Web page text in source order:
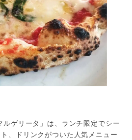
ゲリータ」は、ランチ限定でシー
、ドリンクがついた人気メニュー